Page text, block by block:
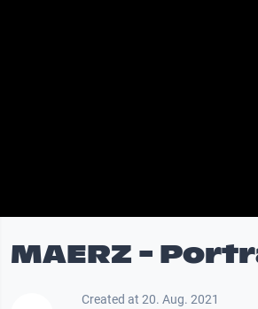
MAERZ -
Created at 20. Aug. 2021